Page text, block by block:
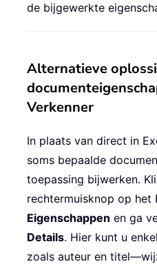
de bijgewerkte
Alternatieve
Verkenner
In plaats van direct in
soms bepaalde
toepassing bijwerken.
rechtermuisknop op het
Eigenschappen en ga
Details. Hier kunt u
zoals auteur en